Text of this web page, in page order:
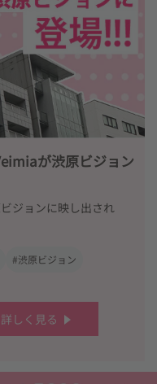
が渋原ビジョン
ジョンに映し出され
#渋原ビジョン
詳しく見る